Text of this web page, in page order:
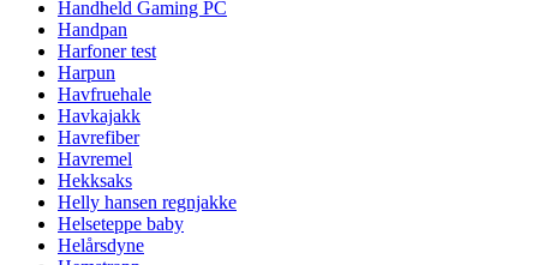
Handheld Gaming PC
Handpan
Harfoner test
Harpun
Havfruehale
Havkajakk
Havrefiber
Havremel
Hekksaks
Helly hansen regnjakke
Helseteppe baby
Helårsdyne